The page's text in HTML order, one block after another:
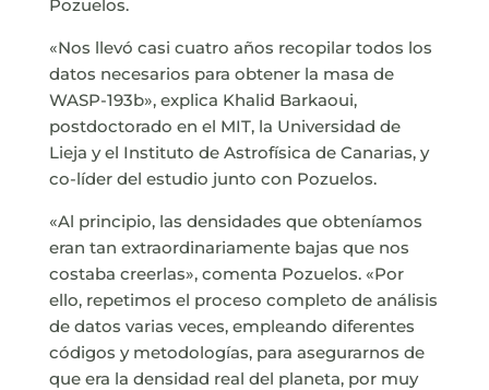
Pozuelos.
«Nos llevó casi cuatro años recopilar todos los
datos necesarios para obtener la masa de
WASP-193b», explica Khalid Barkaoui,
postdoctorado en el MIT, la Universidad de
Lieja y el Instituto de Astrofísica de Canarias, y
co-líder del estudio junto con Pozuelos.
«Al principio, las densidades que obteníamos
eran tan extraordinariamente bajas que nos
costaba creerlas», comenta Pozuelos. «Por
ello, repetimos el proceso completo de análisis
de datos varias veces, empleando diferentes
códigos y metodologías, para asegurarnos de
que era la densidad real del planeta, por muy